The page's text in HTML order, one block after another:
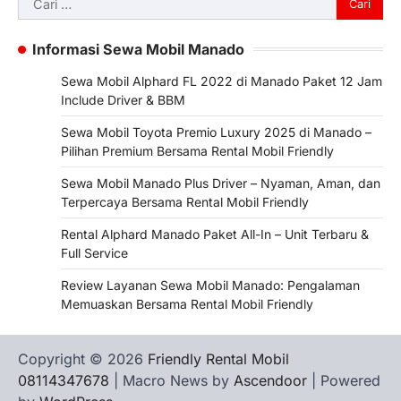
untuk:
Informasi Sewa Mobil Manado
Sewa Mobil Alphard FL 2022 di Manado Paket 12 Jam
Include Driver & BBM
Sewa Mobil Toyota Premio Luxury 2025 di Manado –
Pilihan Premium Bersama Rental Mobil Friendly
Sewa Mobil Manado Plus Driver – Nyaman, Aman, dan
Terpercaya Bersama Rental Mobil Friendly
Rental Alphard Manado Paket All-In – Unit Terbaru &
Full Service
Review Layanan Sewa Mobil Manado: Pengalaman
Memuaskan Bersama Rental Mobil Friendly
Copyright © 2026 Friendly Rental Mobil
08114347678 | Macro News by Ascendoor | Powered